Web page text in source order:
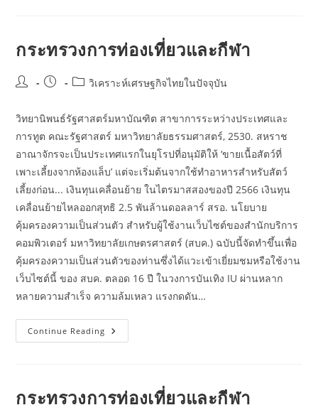
กระทรวงการท่องเที่ยวและกีฬา
Post
Post
Postวิเคราะห์เศรษฐกิจไทยในปัจจุบัน
วิทยานิพนธ์รัฐศาสตร์มหาบัณฑิต สาขาการระหว่างประเทศและ
การทูต คณะรัฐศาสตร์ มหาวิทยาลัยธรรมศาสตร์, 2530. สหราช
อาณาจักรจะเป็นประเทศแรกในยุโรปที่อนุมัติให้ ‘ขายเนื้อสัตว์ที่
เพาะเลี้ยงจากห้องแล็บ’ แต่จะเริ่มต้นจากใช้ทำอาหารสำหรับสัตว์
เลี้ยงก่อน... เงินทุนเคลื่อนย้าย ในไตรมาสสองของปี 2566 เงินทุน
เคลื่อนย้ายไหลออกสุทธิ 2.5 พันล้านดอลลาร์ สรอ. นโยบาย
คุ้มครองความเป็นส่วนตัว สำหรับผู้ใช้งานเว็บไซต์ของสำนักบริการ
คอมพิวเตอร์ มหาวิทยาลัยเกษตรศาสตร์ (สบค.) ฉบับนี้จัดทำขึ้นเพื่อ
คุ้มครองความเป็นส่วนตัวของท่านซึ่งได้แวะเข้าเยี่ยมชมหรือใช้งาน
เว็บไซต์นี้ ของ สบค. ตลอด 16 ปี ในวงการบันเทิง IU ผ่านหลาก
หลายความสำเร็จ ความล้มเหลว แรงกดดัน…
Continue Reading กระทรวง
การ
กระทรวงการท่องเที่ยวและกีฬา